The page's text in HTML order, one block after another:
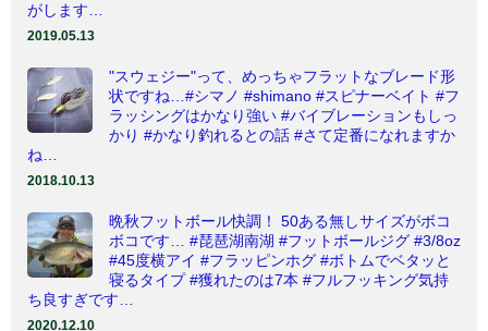
がします…
2019.05.13
"スウェジー"って、めっちゃフラットなブレード形
状ですね…#シマノ #shimano #スピナーベイト #フ
ラッシングはかなり強い #バイブレーションもしっ
かり #かなり釣れるとの話 #さて定番になれますか
ね…
2018.10.13
晩秋フットボール快調！ 50ある無しサイズがボコ
ボコです… #琵琶湖南湖 #フットボールジグ #3/8oz
#45度横アイ #フラッピンホグ #ボトムでベタッと
寝るタイプ #獲れたのは7本 #フルフッキング気持
ち良すぎです…
2020.12.10